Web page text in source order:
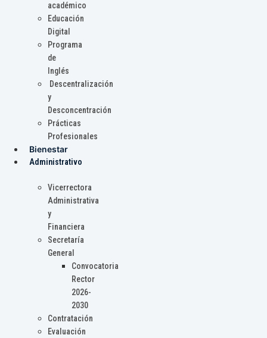
académico
Educación
Digital
Programa
de
Inglés
Descentralización
y
Desconcentración
Prácticas
Profesionales
Bienestar
Administrativo
Vicerrectora
Administrativa
y
Financiera
Secretaría
General
Convocatoria
Rector
2026-
2030
Contratación
Evaluación